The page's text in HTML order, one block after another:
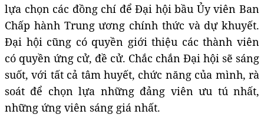
lựa chọn các đồng chí để Đại hội bầu Ủy viên Ban
Chấp hành Trung ương chính thức và dự khuyết.
Đại hội cũng có quyền giới thiệu các thành viên
có quyền ứng cử, đề cử. Chắc chắn Đại hội sẽ sáng
suốt, với tất cả tâm huyết, chức năng của mình, rà
soát để chọn lựa những đảng viên ưu tú nhất,
những ứng viên sáng giá nhất.